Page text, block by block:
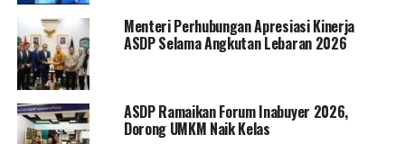
Menteri Perhubungan Apresiasi Kinerja
ASDP Selama Angkutan Lebaran 2026
ASDP Ramaikan Forum Inabuyer 2026,
Dorong UMKM Naik Kelas